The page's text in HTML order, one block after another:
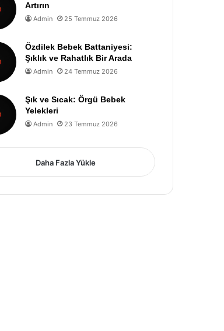
Artırın
Admin 25 Temmuz 2026
Özdilek Bebek Battaniyesi:
Şıklık ve Rahatlık Bir Arada
Admin 24 Temmuz 2026
Şık ve Sıcak: Örgü Bebek
Yelekleri
Admin 23 Temmuz 2026
Daha Fazla Yükle